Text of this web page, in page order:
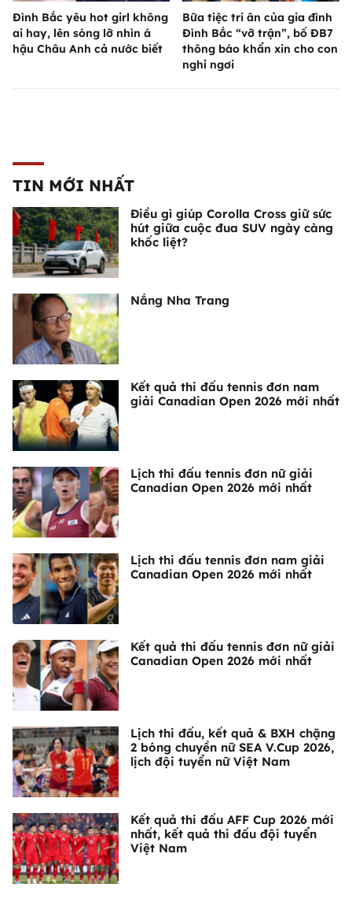
Đình Bắc yêu hot girl không
ai hay, lên sóng lỡ nhìn á
hậu Châu Anh cả nước biết
Bữa tiệc tri ân của gia đình
Đình Bắc “vỡ trận”, bố ĐB7
thông báo khẩn xin cho con
nghỉ ngơi
TIN MỚI NHẤT
Điều gì giúp Corolla Cross giữ sức
hút giữa cuộc đua SUV ngày càng
khốc liệt?
Nắng Nha Trang
Kết quả thi đấu tennis đơn nam
giải Canadian Open 2026 mới nhất
Lịch thi đấu tennis đơn nữ giải
Canadian Open 2026 mới nhất
Lịch thi đấu tennis đơn nam giải
Canadian Open 2026 mới nhất
Kết quả thi đấu tennis đơn nữ giải
Canadian Open 2026 mới nhất
Lịch thi đấu, kết quả & BXH chặng
2 bóng chuyền nữ SEA V.Cup 2026,
lịch đội tuyển nữ Việt Nam
Kết quả thi đấu AFF Cup 2026 mới
nhất, kết quả thi đấu đội tuyển
Việt Nam